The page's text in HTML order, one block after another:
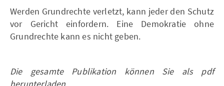
Werden Grundrechte verletzt, kann jeder den Schutz
vor Gericht einfordern. Eine Demokratie ohne
Grundrechte kann es nicht geben.
Die gesamte Publikation können Sie als pdf
herunterladen.